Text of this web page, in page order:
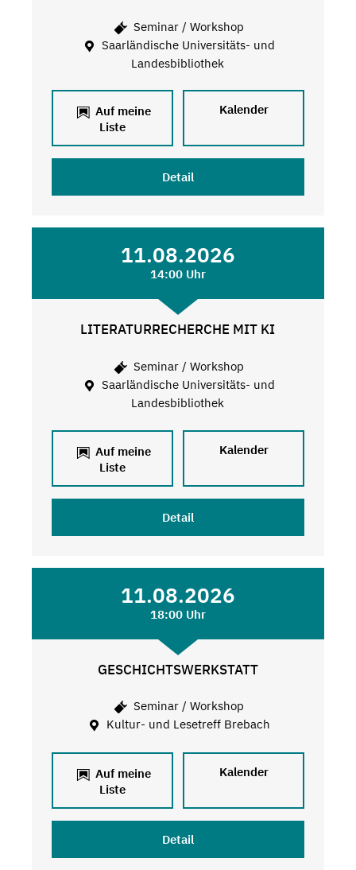
Seminar / Workshop
Saarländische Universitäts- und
Landesbibliothek
Auf meine
Liste
Kalender
Detail
11.08.2026
14:00 Uhr
LITERATURRECHERCHE MIT KI
Seminar / Workshop
Saarländische Universitäts- und
Landesbibliothek
Auf meine
Liste
Kalender
Detail
11.08.2026
18:00 Uhr
GESCHICHTSWERKSTATT
Seminar / Workshop
Kultur- und Lesetreff Brebach
Auf meine
Liste
Kalender
Detail